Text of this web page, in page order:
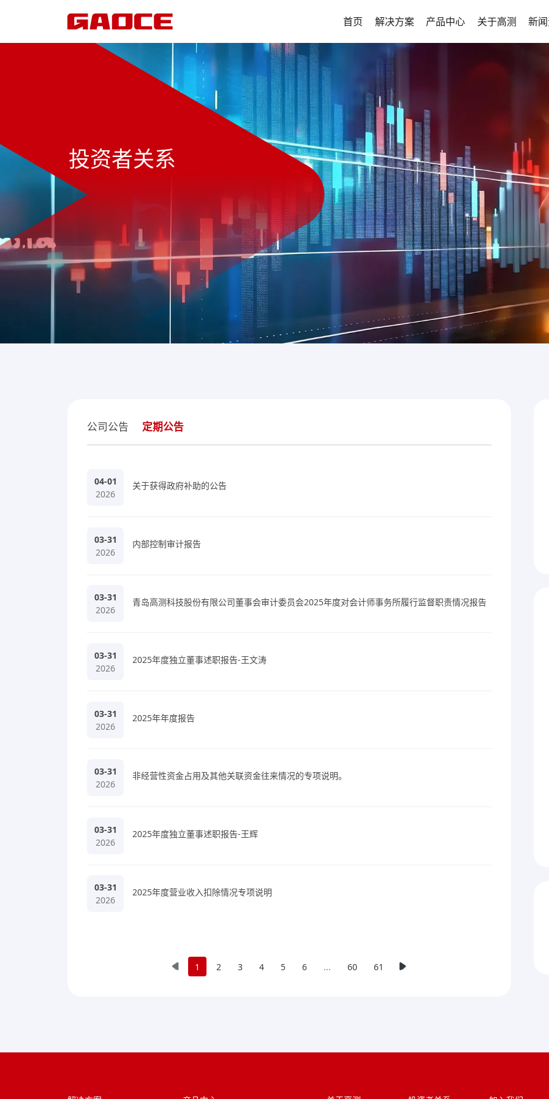
首页 解决方案 产品中心 关于高测 新
投资者关系
公司公告 定期公告
04-01
2026
关于获得政府补助的公告
03-31
2026
内部控制审计报告
03-31
2026
青岛高测科技股份有限公司董事会审计委员会2025年度对会计师事务所履行监督职责情况报告
03-31
2026
2025年度独立董事述职报告-王文涛
03-31
2026
2025年年度报告
03-31
2026
非经营性资金占用及其他关联资金往来情况的专项说明。
03-31
2026
2025年度独立董事述职报告-王辉
03-31
2026
2025年度营业收入扣除情况专项说明
« 1 2 3 4 5 6 ... 60 61 »